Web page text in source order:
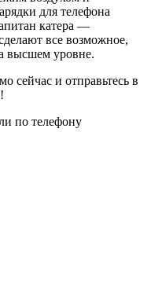
для телефона
катера —
все возможное,
высшем уровне.
сейчас и отправьтесь в
по телефону